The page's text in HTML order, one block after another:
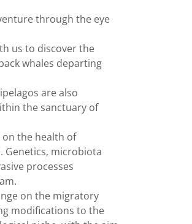
through the eye
us to discover the
whales departing
are also
the sanctuary of
the health of
Genetics, microbiota
processes
on the migratory
modifications to the